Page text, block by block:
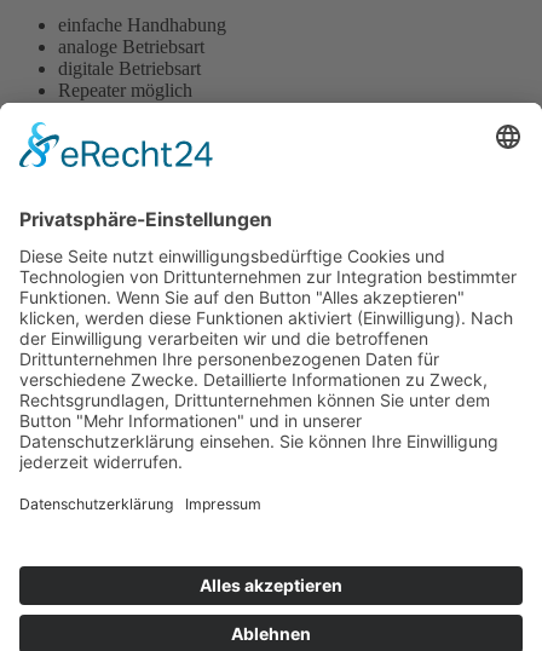
einfache Handhabung
analoge Betriebsart
digitale Betriebsart
Repeater möglich
Anwenderkreis:
Konzertagenturen
Cateringpersonal
Sicherheitsdienste
Motorsport
Startseite
Sitemap
Datenschutz
AGB
Kontakt
Impressum